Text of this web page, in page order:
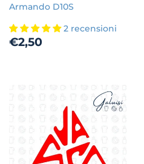
Armando D10S
2 recensioni
Prezzo
€2,50